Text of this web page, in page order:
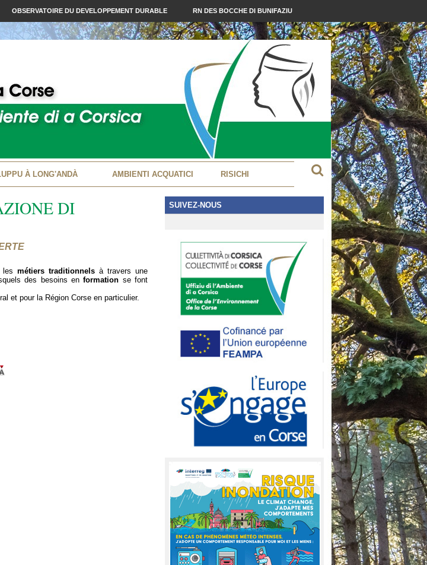
OBSERVATOIRE DU DEVELOPPEMENT DURABLE RN DES BOCCHE DI BUNIFAZIU
À LONG'ANDÀ AMBIENTI ACQUATICI RISICHI
DI
lesmétiers traditionnels à travers une
des besoins enformation se font
et pour la Région Corse en particulier.
SUIVEZ-NOUS